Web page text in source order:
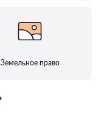
Земельное право